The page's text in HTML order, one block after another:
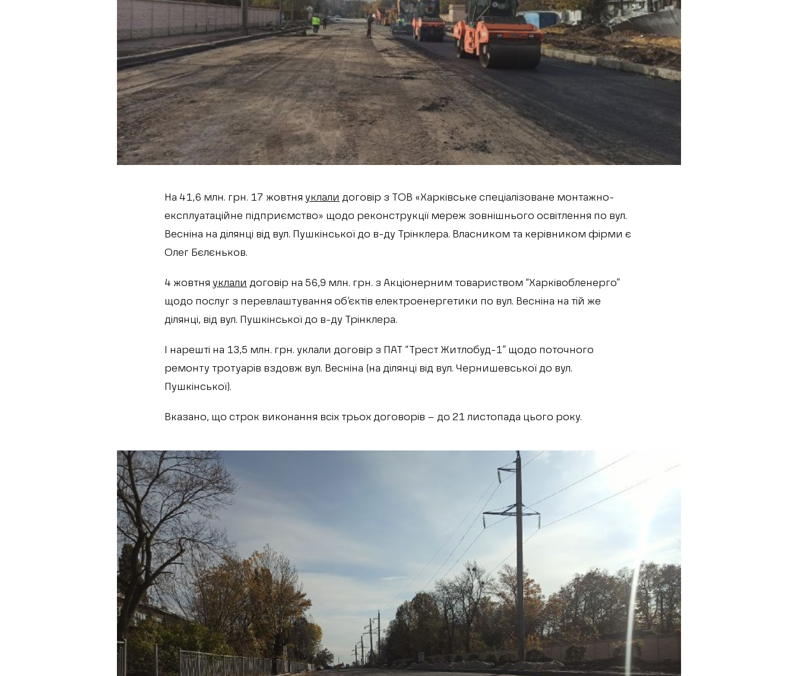
На 41,6 млн. грн. 17 жовтня уклали договір з ТОВ «Харківське спеціалізоване монтажно-
експлуатаційне підприємство» щодо реконструкції мереж зовнішнього освітлення по вул.
Весніна на ділянці від вул. Пушкінської до в-ду Трінклера. Власником та керівником фірми є
Олег Бєлєньков.
4 жовтня уклали договір на 56,9 млн. грн. з Акціонерним товариством “Харківобленерго”
щодо послуг з перевлаштування об’єктів електроенергетики по вул. Весніна на тій же
ділянці, від вул. Пушкінської до в-ду Трінклера.
І нарешті на 13,5 млн. грн. уклали договір з ПАТ “Трест Житлобуд-1” щодо поточного
ремонту тротуарів вздовж вул. Весніна (на ділянці від вул. Чернишевської до вул.
Пушкінської).
Вказано, що строк виконання всіх трьох договорів – до 21 листопада цього року.